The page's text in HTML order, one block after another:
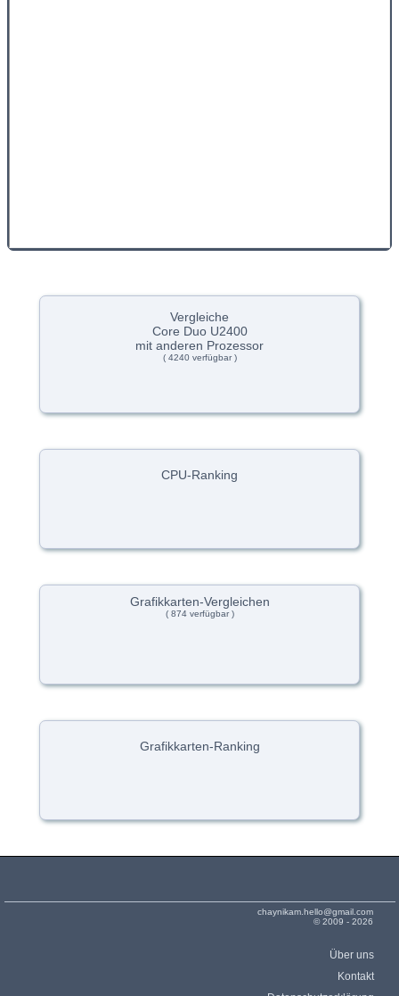
Vergleiche
Core Duo U2400
mit anderen Prozessor
( 4240 verfügbar )
CPU-Ranking
Grafikkarten-Vergleichen
( 874 verfügbar )
Grafikkarten-Ranking
chaynikam.hello@gmail.com
© 2009 - 2026
Über uns
Kontakt